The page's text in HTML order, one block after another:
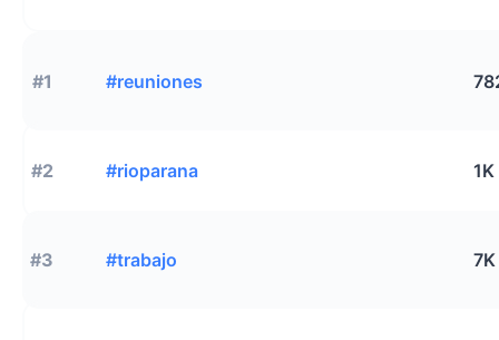
#1 #reuniones
#2 #rioparana 1K
#3 #trabajo 7K